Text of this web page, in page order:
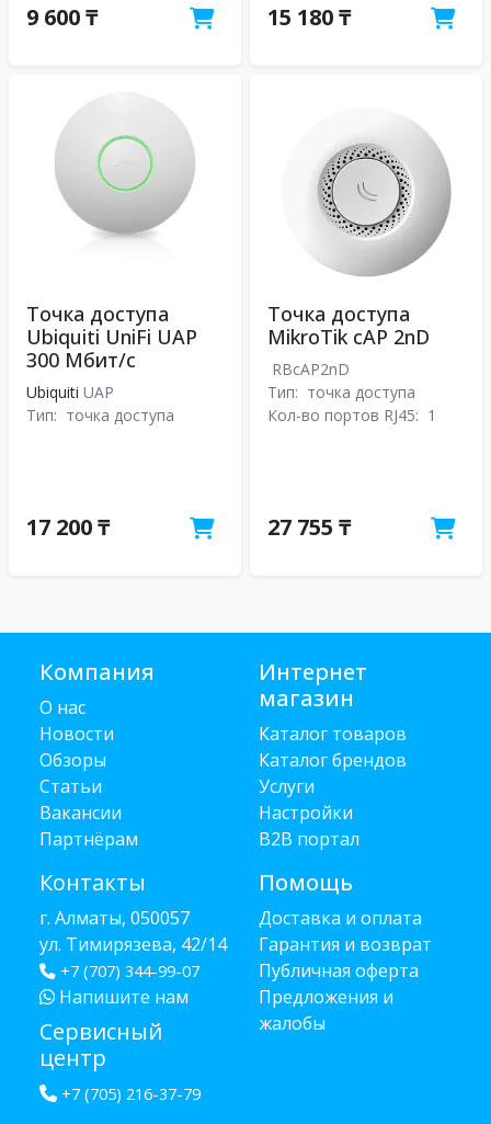
9 600 ₸ 15 180 ₸
Точка доступа
Ubiquiti UniFi UAP
300 Мбит/с
Ubiquiti UAP
Тип: точка доступа
17 200 ₸
Точка доступа
MikroTik cAP 2nD
RBcAP2nD
Тип: точка доступа
Кол-во портов RJ45: 1
27 755 ₸
Компания
О нас
Новости
Обзоры
Статьи
Вакансии
Партнёрам
Контакты
г. Алматы, 050057
ул. Тимирязева, 42/14
+7 (707) 344-99-07
Напишите нам
Сервисный
центр
+7 (705) 216-37-79
Интернет
магазин
Каталог товаров
Каталог брендов
Услуги
Настройки
B2B портал
Помощь
Доставка и оплата
Гарантия и возврат
Публичная оферта
Предложения и
жалобы